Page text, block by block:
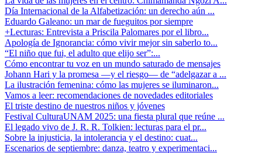
Día Internacional de la Alfabetización: un derecho aún ...
Eduardo Galeano: un mar de fueguitos por siempre
+Lecturas: Entrevista a Priscila Palomares por el libro...
Apología de Ignorancia: cómo vivir mejor sin saberlo to...
“El niño que fui, el adulto que elijo ser”:...
Cómo encontrar tu voz en un mundo saturado de mensajes
Johann Hari y la promesa —y el riesgo— de “adelgazar a ...
La ilustración femenina: cómo las mujeres se iluminaron...
Vamos a leer: recomendaciones de novedades editoriales
El triste destino de nuestros niños y jóvenes
Festival CulturaUNAM 2025: una fiesta plural que reúne ...
El legado vivo de J. R. R. Tolkien: lecturas para el pr...
Sobre la injusticia, la intolerancia y el destino: cuat...
Escenarios de septiembre: danza, teatro y experimentaci...